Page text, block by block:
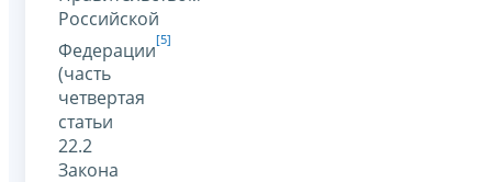
Российской
Федерации[5]
(часть
четвертая
статьи
22.2
Закона